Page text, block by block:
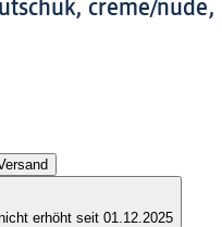
creme/nude,
erhöht seit 01.12.2025